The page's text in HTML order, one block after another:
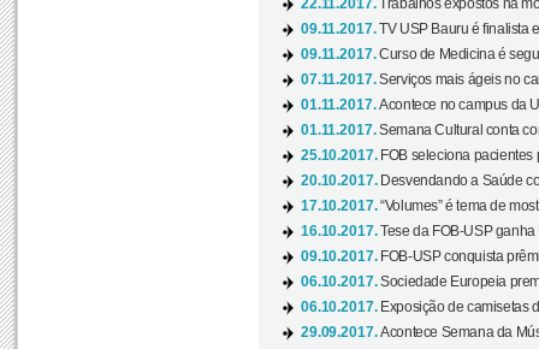
22.11.2017.Trabalhos expostos na
09.11.2017.TV USP Bauru é finalista
09.11.2017.Curso de Medicina é
07.11.2017.Serviços mais ágeis no
01.11.2017.Acontece no campus da
01.11.2017.Semana Cultural conta
25.10.2017. FOB seleciona pacientes
20.10.2017. Desvendando a Saúde
17.10.2017.“Volumes” é tema de
16.10.2017.Tese da FOB-USP
09.10.2017. FOB-USP conquista
06.10.2017.Sociedade Europeia
06.10.2017. Exposição de camisetas
29.09.2017.Acontece Semana da